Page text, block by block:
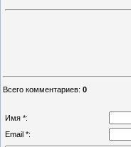
Всего комментариев: 0
Имя *:
Email *: